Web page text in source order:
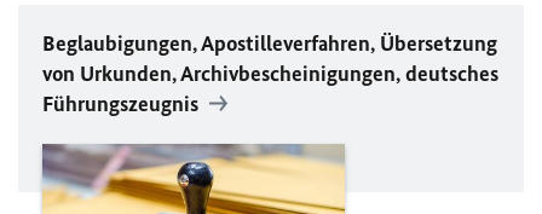
Beglaubigungen, Apostilleverfahren, Übersetzung
von Urkunden, Archivbescheinigungen, deutsches
Führungszeugnis